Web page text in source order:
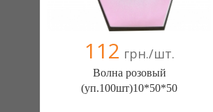
112 грн./шт.
Волна розовый
(уп.100шт)10*50*50